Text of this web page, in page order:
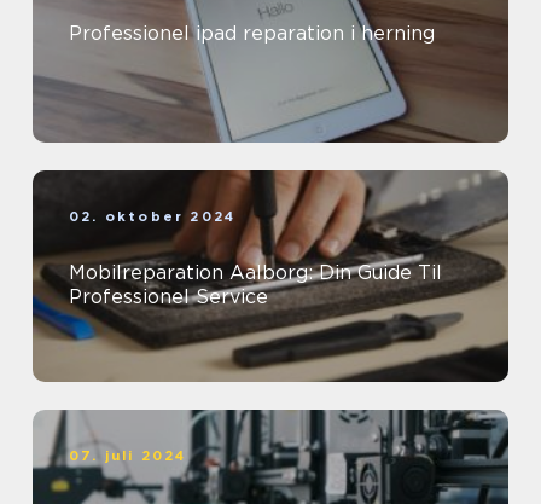
Professionel ipad reparation i herning
02. oktober 2024
Mobilreparation Aalborg: Din Guide Til
Professionel Service
07. juli 2024